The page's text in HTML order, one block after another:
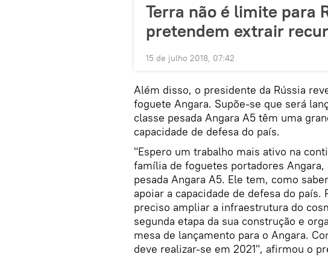
Terra não é limite para
pretendem extrair
15 de julho 2018, 07:42
Além disso, o presidente da Rússia
foguete Angara. Supõe-se que será
classe pesada Angara A5 têm uma
capacidade de defesa do país.
"Espero um trabalho mais ativo na
família de foguetes portadores
pesada Angara A5. Ele tem, como
apoiar a capacidade de defesa do país.
preciso ampliar a infraestrutura do
segunda etapa da sua construção e
mesa de lançamento para o Angara.
deve realizar-se em 2021", afirmou o